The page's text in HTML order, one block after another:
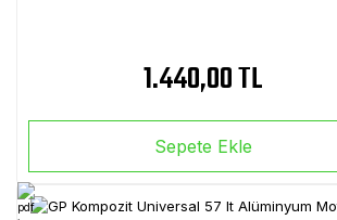
1.440,00 TL
Sepete Ekle